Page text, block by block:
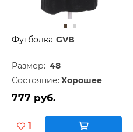
Футболка GVB
Размер: 48
Состояние: Хорошее
777 руб.
1